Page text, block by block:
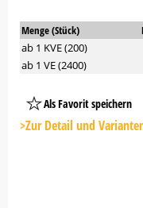
Menge (Stück)
ab 1 KVE (200)
ab 1 VE (2400)
Als Favorit speichern
>Zur Detail und